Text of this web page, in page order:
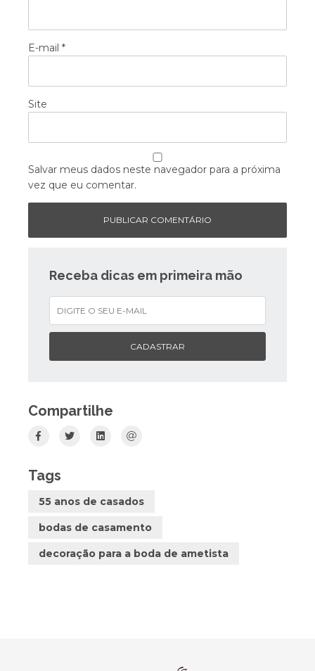
E-mail *
Site
Salvar meus dados neste navegador para a próxima
vez que eu comentar.
Receba dicas em primeira mão
CADASTRAR
Compartilhe
Tags
55 anos de casados
bodas de casamento
decoração para a boda de ametista